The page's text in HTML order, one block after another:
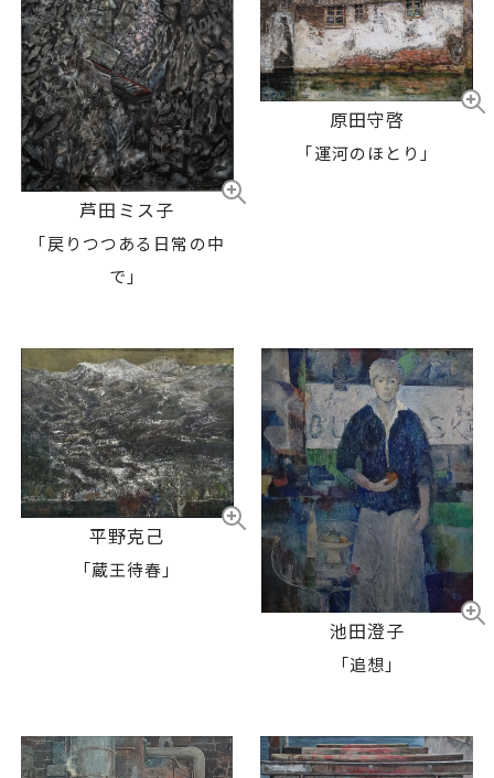
芦田ミス子
「戻りつつある日常の中
で」
原田守啓
「運河のほとり」
平野克己
「蔵王待春」
池田澄子
「追想」